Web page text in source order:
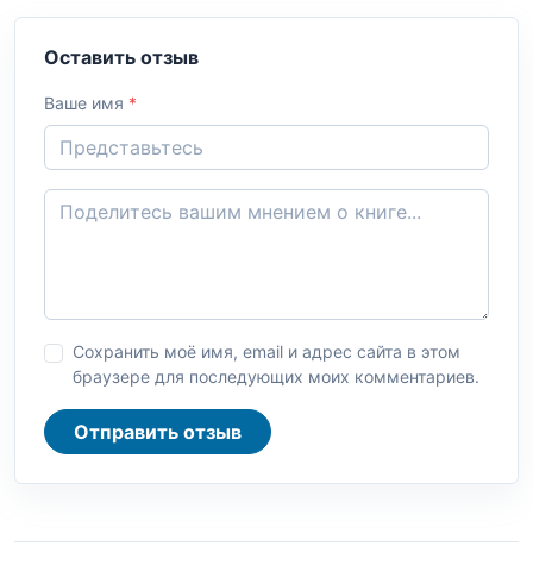
Оставить отзыв
Ваше имя *
Сохранить моё имя, email и адрес сайта в этом
браузере для последующих моих комментариев.
Отправить отзыв